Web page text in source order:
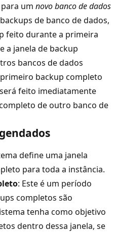
um novo banco de dados
de banco de dados,
feito durante a primeira
a janela de backup
bancos de dados
backup completo
feito imediatamente
de outro banco de
define uma janela
para toda a instância.
: Este é um período
completos são
tenha como objetivo
dentro dessa janela, se